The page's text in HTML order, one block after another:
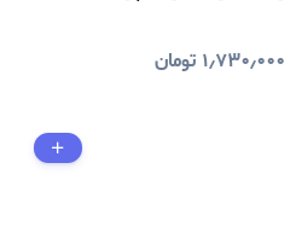
۱٫۷۳۰٫۰۰۰ تومان